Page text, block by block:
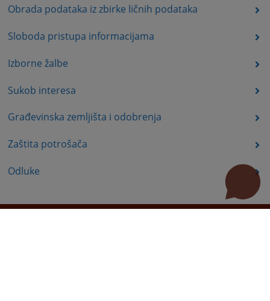
Obrada podataka iz zbirke ličnih podataka
Sloboda pristupa informacijama
Izborne žalbe
Sukob interesa
Građevinska zemljišta i odobrenja
Zaštita potrošača
Odluke